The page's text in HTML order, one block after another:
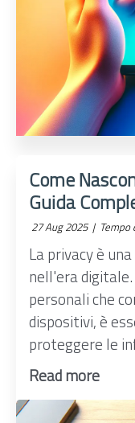
Come
Guida
27 Aug 2025 |
La privacy è
nell'era
personali che
dispositivi, è
proteggere le
Read more